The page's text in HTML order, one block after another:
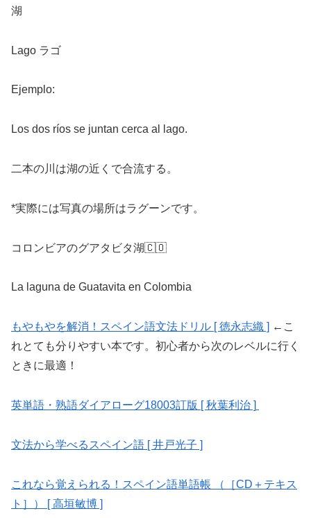
湖
Lago ラゴ
Ejemplo:
Los dos ríos se juntan cerca al lago.
二本の川は湖の近くで合流する。
*実際には写真の場所はラグーンです。
コロンビアのグアタビタ湖🇨🇴
La laguna de Guatavita en Colombia
もやもやを解消！スペイン語文法ドリル [ 徳永志織 ] ←こ
れとても分りやすい本です。初心者から次のレベルに行く
ときに最適！
英単語・熟語ダイアローグ18003訂版 [ 秋葉利治 ]
文法から学べるスペイン語 [ 井戸光子 ]
これなら覚えられる！スペイン語単語帳 （［CD＋テキス
ト］） [ 高垣敏博 ]